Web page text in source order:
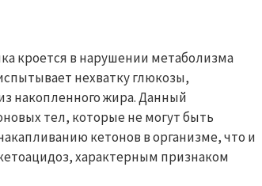
кроется в нарушении метаболизма
нехватку глюкозы,
накопленного жира. Данный
тел, которые не могут быть
кетонов в организме, что и
характерным признаком